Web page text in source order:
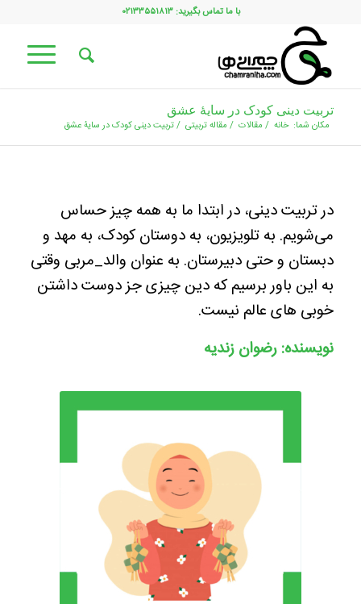
با ما تماس بگیرید: ۰۲۱۳۳۵۵۱۸۱۳
تربیت دینی کودک در سایۀ عشق
مکان شما: خانه / مقالات / مقاله تربیتی /تربیت دینی کودک در سایۀ عشق
در تربیت دینی، در ابتدا ما به همه چیز حساس
می‌شویم. به تلویزیون، به دوستان کودک، به مهد و
دبستان و حتی دبیرستان. به عنوان والد_مربی وقتی
به این باور برسیم که دین چیزی جز دوست داشتن
خوبی های عالم نیست.
نویسنده: رضوان زندیه